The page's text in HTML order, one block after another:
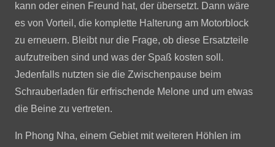
kann oder einen Freund hat, der übersetzt. Dann wäre
es von Vorteil, die komplette Halterung am Motorblock
zu erneuern. Bleibt nur die Frage, ob diese Ersatzteile
aufzutreiben sind und was der Spaß kosten soll.
Jedenfalls nutzten sie die Zwischenpause beim
Schrauberladen für erfrischende Melone und um etwas
die Beine zu vertreten.
In Phong Nha, einem Gebiet mit weiteren Höhlen im